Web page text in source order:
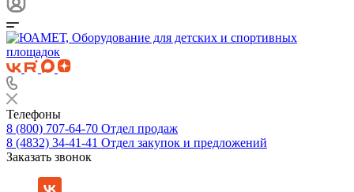
Телефоны
8 (800) 707-64-70 Отдел продаж
8 (4832) 34-41-41 Отдел закупок и предложений
Заказать звонок